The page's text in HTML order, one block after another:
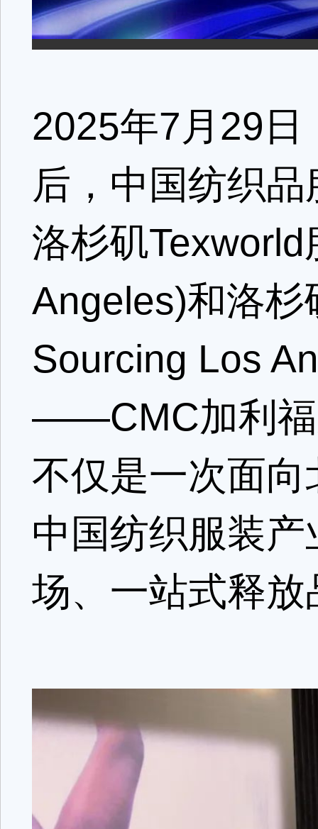
2025年7月29日
后，中国纺织
洛杉矶
Angeles)和洛
Sourcing Los
——CMC加利福
不仅是一次面
中国纺织服装
场、一站式释